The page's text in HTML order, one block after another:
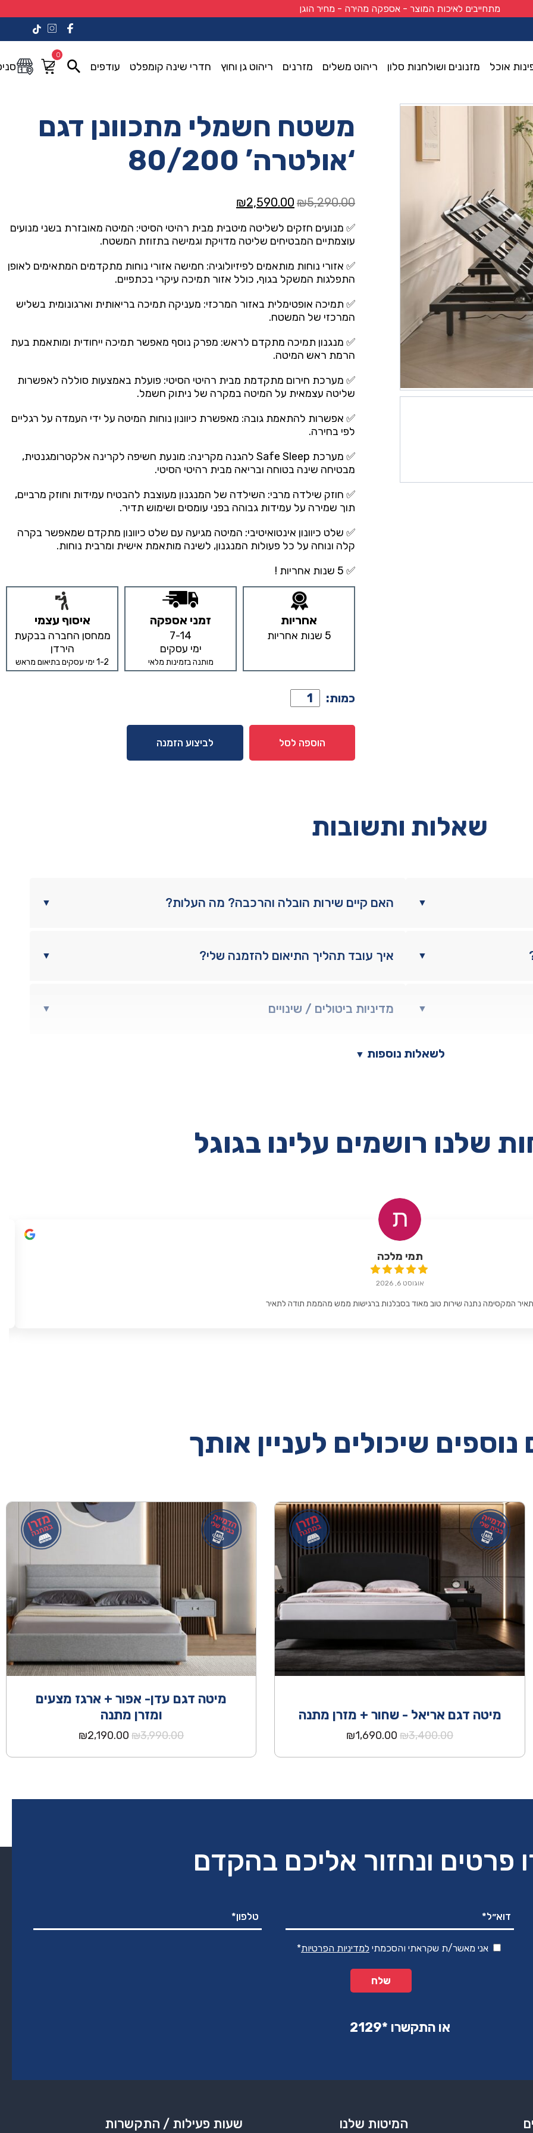
מתחייבים לאיכות המוצר - אספקה מהירה - מחיר הוגן
אוכל מזנונים ושולחנות סלון ריהוט משלים מזרנים ריהוט גן וחוץ חדרי שינה קומפלט עודפים
0
משטח חשמלי מתכוונן דגם
‘אולטרה’ 80/200
₪5,290.00
המחיר
היה:
₪5,290.00.
₪2,590.00
הוא:
₪2,590.00.
✅ מנועים חזקים לשליטה מיטבית מבית רהיטי הסיטי: המיטה מאובזרת בשני מנועים
עוצמתיים המבטיחים שליטה מדויקת וגמישה בתזוזת המשטח.
✅ אזורי נוחות מותאמים לפיזיולוגיה: חמישה אזורי נוחות מתקדמים המתאימים לאופן
התפלגות המשקל בגוף, כולל אזור תמיכה עיקרי בכתפיים.
✅ תמיכה אופטימלית באזור המרכזי: מעניקה תמיכה בריאותית וארגונומית בשליש
המרכזי של המשטח.
✅ מנגנון תמיכה מתקדם לראש: מפרק נוסף מאפשר תמיכה ייחודית ומותאמת בעת
הרמת ראש המיטה.
✅ מערכת חירום מתקדמת מבית רהיטי הסיטי: פועלת באמצעות סוללה לאפשרות
שליטה עצמאית על המיטה במקרה של ניתוק חשמל.
✅ אפשרות להתאמת גובה: מאפשרת כיוונון נוחות המיטה על ידי העמדה על רגליים
לפי בחירה.
✅ מערכת Safe Sleep להגנה מקרינה: מונעת חשיפה לקרינה אלקטרומגנטית,
מבטיחה שינה בטוחה ובריאה מבית רהיטי הסיטי.
✅ חוזק שילדה מרבי: השילדה של המנגנון מעוצבת להבטיח עמידות וחוזק מרביים,
תוך שמירה על עמידות גבוהה בפני עומסים ושימוש תדיר.
✅ שלט כיוונון אינטואיטיבי: המיטה מגיעה עם שלט כיוונון מתקדם שמאפשר בקרה
קלה ונוחה על כל פעולות המנגנון, לשינה מותאמת אישית ומרבית נוחות.
✅ 5 שנות אחריות !
אחריות
5 שנות אחריות
זמני אספקה
7-14
ימי עסקים
מותנה בזמינות מלאי
איסוף עצמי
ממחסן החברה בבקעת
הירדן
1-2 ימי עסקים בתיאום מראש
כמות: כמות
של
משטח
חשמלי
הוספה לסל לביצוע הזמנה
שאלות ותשובות
▼
▼ האם קיים שירות הובלה והרכבה? מה העלות?
▼
▼ איך עובד תהליך התיאום להזמנה שלי?
▼
▼ מדיניות ביטולים / שינויים
▼ לשאלות נוספות
שלנו רושמים עלינו בגוגל
תמי מלכה
אוגוסט 6, 2026
תאיר המקסימה נתנה שירות טוב מאוד בסבלנות ברגישות ממש מהממת תודה לתאיר
נוספים שיכולים לעניין אותך
מיטה דגם אריאל - שחור + מזרן מתנה
₪3,400.00
המחיר
היה:
₪1,690.00
המחיר
הוא:
מיטה דגם עדן- אפור + ארגז מצעים
ומזרן מתנה
₪3,990.00
המחיר
היה:
₪2,190.00
המחיר
הוא:
פרטים ונחזור אליכם בהקדם
אני מאשר/ת שקראתי והסכמתי למדיניות הפרטיות*
או התקשרו ‏*2129‏
המיטות שלנו שעות פעילות / התקשרות